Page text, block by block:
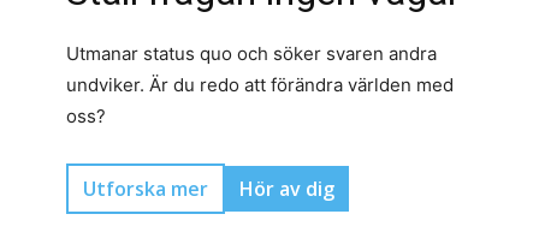
Utmanar status quo och söker svaren andra
undviker. Är du redo att förändra världen med
oss?
Utforska mer Hör av dig